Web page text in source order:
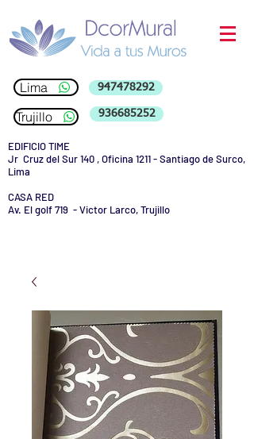
Lima 947478292
Trujillo 936685252
EDIFICIO TIME
Jr Cruz del Sur 140 , Oficina 1211 - Santiago de Surco,
Lima
CASA RED
Av. El golf 719 - Victor Larco, Trujillo